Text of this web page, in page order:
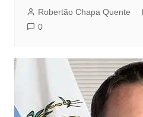
Robertão Chapa Quente
0